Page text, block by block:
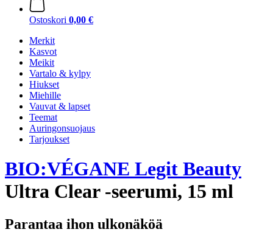
Ostoskori 0,00 €
Merkit
Kasvot
Meikit
Vartalo & kylpy
Hiukset
Miehille
Vauvat & lapset
Teemat
Auringonsuojaus
Tarjoukset
BIO:VÉGANE Legit Beauty
Ultra Clear -seerumi, 15 ml
Parantaa ihon ulkonäköä